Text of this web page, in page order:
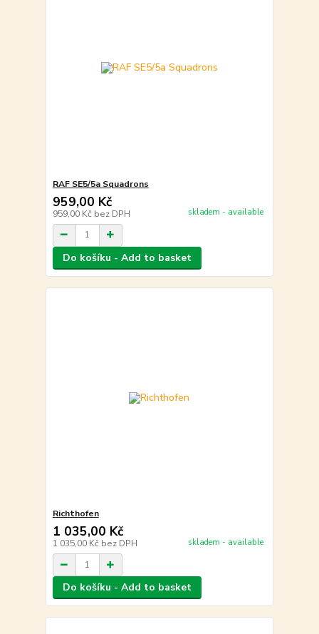
RAF SE5/5a Squadrons
959,00 Kč
959,00 Kč bez DPH skladem - available
Do košíku - Add to basket
Richthofen
1 035,00 Kč
1 035,00 Kč bez DPH skladem - available
Do košíku - Add to basket